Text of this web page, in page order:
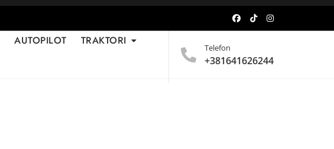
AUTOPILOT TRAKTORI
Telefon
+381641626244